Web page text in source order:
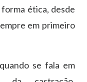
ética, desde
em primeiro
se fala em